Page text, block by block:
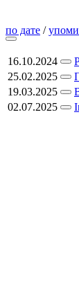
по дате /
16.10.2024
25.02.2025
19.03.2025
02.07.2025